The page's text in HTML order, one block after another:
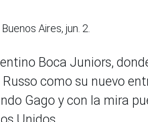
Buenos Aires, jun. 2.
Boca Juniors,
Russo como su nuevo
Gago y con la mira